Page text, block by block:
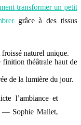
transformer un petit
grâce à des tissus
naturel unique.
théâtrale haut de
de la lumière du jour.
l’ambiance et
— Sophie Mallet,